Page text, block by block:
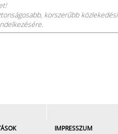
korszerűbb közlekedési
IMPRESSZUM